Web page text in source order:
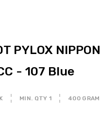
PYLOX NIPPON
- 107 Blue
MIN. QTY 1 400 GRAM